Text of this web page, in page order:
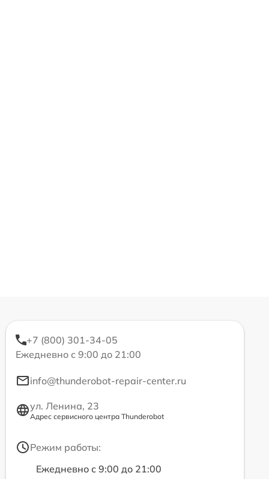
+7 (800) 301-34-05
Ежедневно с 9:00 до 21:00
info@thunderobot-repair-center.ru
ул. Ленина, 23
Адрес сервисного центра Thunderobot
Режим работы:
Ежедневно с 9:00 до 21:00